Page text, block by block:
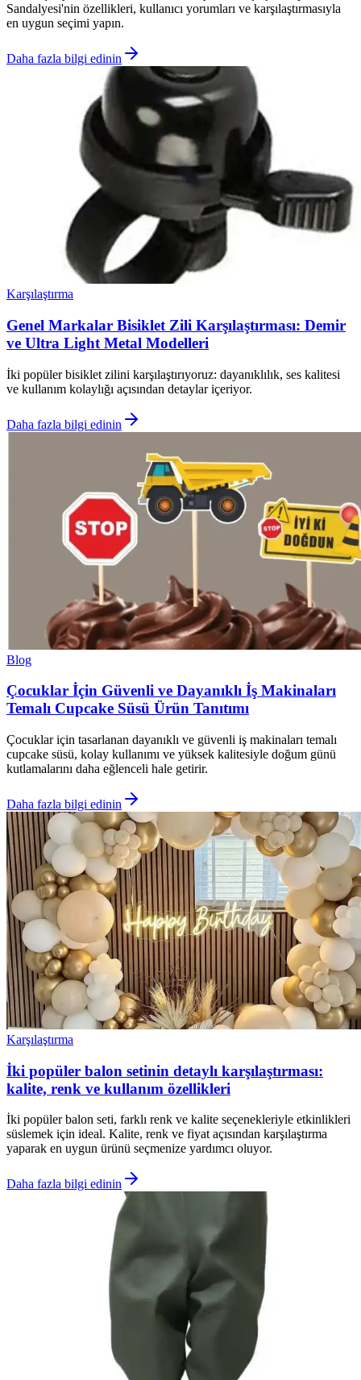
Sandalyesi'nin özellikleri, kullanıcı yorumları ve karşılaştırmasıyla
en uygun seçimi yapın.
Daha fazla bilgi edinin
Karşılaştırma
Genel Markalar Bisiklet Zili Karşılaştırması: Demir
ve Ultra Light Metal Modelleri
İki popüler bisiklet zilini karşılaştırıyoruz: dayanıklılık, ses kalitesi
ve kullanım kolaylığı açısından detaylar içeriyor.
Daha fazla bilgi edinin
Blog
Çocuklar İçin Güvenli ve Dayanıklı İş Makinaları
Temalı Cupcake Süsü Ürün Tanıtımı
Çocuklar için tasarlanan dayanıklı ve güvenli iş makinaları temalı
cupcake süsü, kolay kullanımı ve yüksek kalitesiyle doğum günü
kutlamalarını daha eğlenceli hale getirir.
Daha fazla bilgi edinin
Karşılaştırma
İki popüler balon setinin detaylı karşılaştırması:
kalite, renk ve kullanım özellikleri
İki popüler balon seti, farklı renk ve kalite seçenekleriyle etkinlikleri
süslemek için ideal. Kalite, renk ve fiyat açısından karşılaştırma
yaparak en uygun ürünü seçmenize yardımcı oluyor.
Daha fazla bilgi edinin